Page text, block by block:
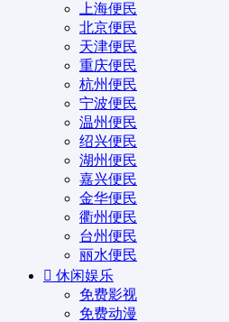
上海便民
北京便民
天津便民
重庆便民
杭州便民
宁波便民
温州便民
绍兴便民
湖州便民
嘉兴便民
金华便民
衢州便民
台州便民
丽水便民
休闲娱乐
免费影视
免费动漫